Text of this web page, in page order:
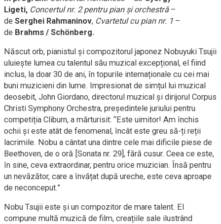
Ligeti, Concertul nr. 2 pentru pian și orchestră–
de Serghei Rahmaninov, Cvartetul cu pian nr. 1 –
de Brahms / Schönberg.
Născut orb, pianistul și compozitorul japonez Nobuyuki Tsujii
uluiește lumea cu talentul său muzical excepțional, el fiind
inclus, la doar 30 de ani, în topurile internaționale cu cei mai
buni muzicieni din lume. Impresionat de simțul lui muzical
deosebit, John Giordano, directorul muzical și dirijorul Corpus
Christi Symphony Orchestra, președintele juriului pentru
competiția Cliburn, a mărturisit: “Este uimitor! Am închis
ochii și este atât de fenomenal, încât este greu să-ți reții
lacrimile. Nobu a cântat una dintre cele mai dificile piese de
Beethoven, de o oră [Sonata nr. 29], fără cusur. Ceea ce este,
în sine, ceva extraordinar, pentru orice muzician. Însă pentru
un nevăzător, care a învățat după ureche, este ceva aproape
de neconceput.”
Nobu Tsujii este și un compozitor de mare talent. El
compune multă muzică de film, creațiile sale ilustrând